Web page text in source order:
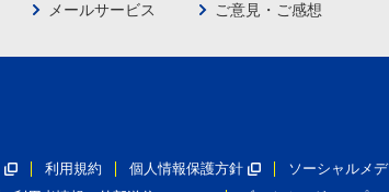
メールサービス ご意見・ご感想
利用規約 個人情報保護方針
ソーシャルメ